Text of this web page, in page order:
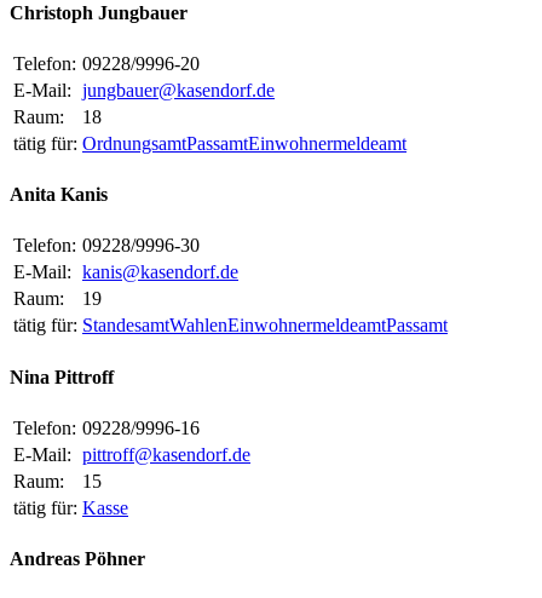
Christoph Jungbauer
Telefon: 09228/9996-20
E-Mail: jungbauer@kasendorf.de
Raum:
18
tätig für: OrdnungsamtPassamtEinwohnermeldeamt
Anita Kanis
Telefon: 09228/9996-30
E-Mail: kanis@kasendorf.de
Raum:
19
tätig für: StandesamtWahlenEinwohnermeldeamtPassamt
Nina Pittroff
Telefon: 09228/9996-16
E-Mail: pittroff@kasendorf.de
Raum:
15
tätig für: Kasse
Andreas Pöhner